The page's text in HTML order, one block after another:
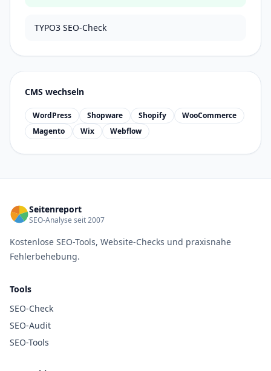
TYPO3 SEO-Check
CMS wechseln
WordPress Shopware Shopify
WooCommerce
Magento
Wix Webflow
Seitenreport
SEO-Analyse seit 2007
Kostenlose SEO-Tools, Website-Checks und praxisnahe
Fehlerbehebung.
Tools
SEO-Check
SEO-Audit
SEO-Tools